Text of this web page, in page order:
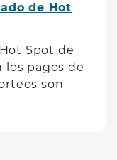
de Hot
Spot de
los pagos de
son